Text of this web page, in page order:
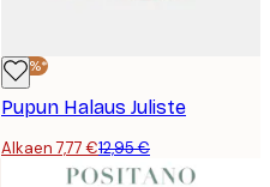
-40%*
Pupun Halaus Juliste
Alkaen 7,77 €12,95 €